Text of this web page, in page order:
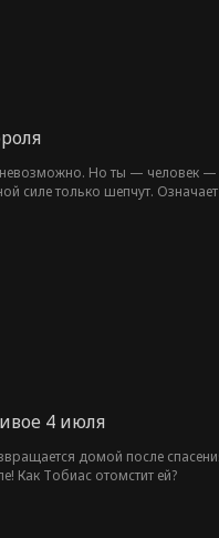
Но ты — человек —
силе только шепчут.
4 июля
домой после
Как Тобиас отомстит ей?